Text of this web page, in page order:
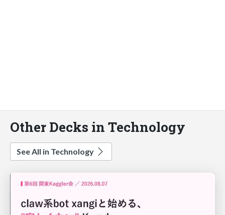
Other Decks in Technology
See All in Technology